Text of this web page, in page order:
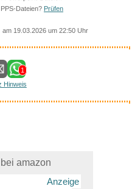
Dateien? Prüfen
am 19.03.2026 um 22:50 Uhr
1
Hinweis
amazon
Anzeige